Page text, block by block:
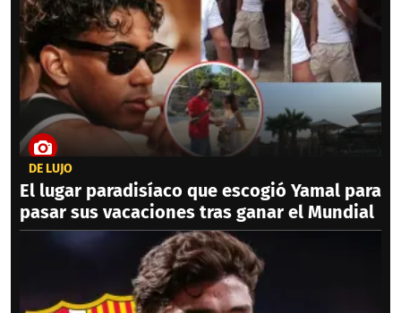
DE LUJO
El lugar paradisíaco que escogió Yamal para
pasar sus vacaciones tras ganar el Mundial